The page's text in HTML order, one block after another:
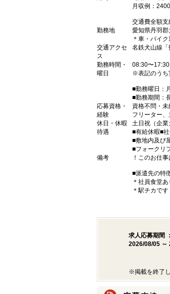
月収例：
交通費全額支
勤務地
愛知県丹羽郡
＊車・バイ
交通アクセ
ス
名鉄犬山線
勤務時間・
曜日
08:30〜17:30
※表記のうち
■勤務曜日
■勤務期間：
応募資格・
経験
資格不問・未
フリーター
休日・休暇
土日祝（企業
待遇
■有給休暇■
■敷地内及び
■フォークリ
備考
！このお仕
■派遣先の特
＊社員食堂あ
＊駅チカです
求人応募期間 ：
2026/08/05 ～
※掲載を終了